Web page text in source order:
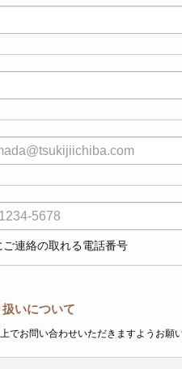
ご連絡の取れる電話番号
いについて
でお問い合わせいただきますようお願